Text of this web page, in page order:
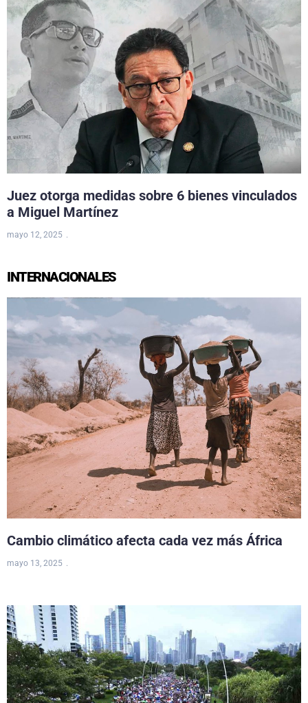
Juez otorga medidas sobre 6 bienes vinculados
a Miguel Martínez
mayo 12, 2025
INTERNACIONALES
Cambio climático afecta cada vez más África
mayo 13, 2025